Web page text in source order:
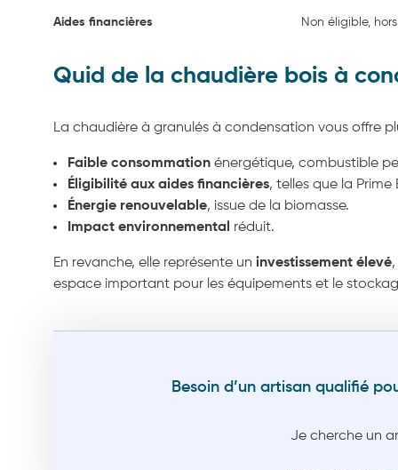
Aides financières Non éligible,
Quid de la chaudière bois à
La chaudière à granulés à condensation vous offre
Faible consommation énergétique, combustible
Éligibilité aux aides financières, telles que la Prime
Énergie renouvelable, issue de la biomasse.
Impact environnemental
réduit.
En revanche, elle représente un investissement élevé
espace important pour les équipements et le
Besoin d’un artisan qualifié
Je cherche un